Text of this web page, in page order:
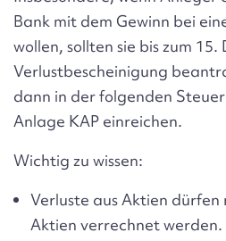
Bank mit dem Gewinn bei
wollen, sollten sie bis zum 15.
Verlustbescheinigung
dann in der folgenden
Anlage KAP einreichen.
Wichtig zu wissen:
Verluste aus Aktien dürfen
Aktien verrechnet werden.